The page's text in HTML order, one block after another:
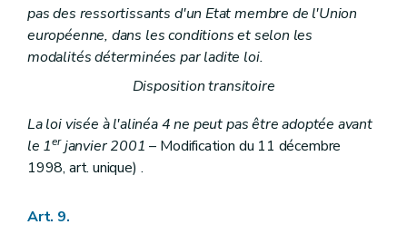
Art. 138
Art. 139
Art. 140
Chapitre V DE LA (COUR CONSTITUTIONNELLE
Section première De la prévention des conflits de compétence
Section II De la (Cour constitutionnelle – Modification du 7 mai 2007, art. unique)
Art. 142
Section III De la prévention et du règlement des conflits d'intérêts
Art. 143
pas des ressortissants d'un Etat membre de l'Union
européenne, dans les conditions et selon les
modalités déterminées par ladite loi.
Disposition transitoire
La loi visée à l'alinéa 4 ne peut pas être adoptée avant
le 1erjanvier 2001 – Modification du 11 décembre
1998, art. unique) .
Art. 9.